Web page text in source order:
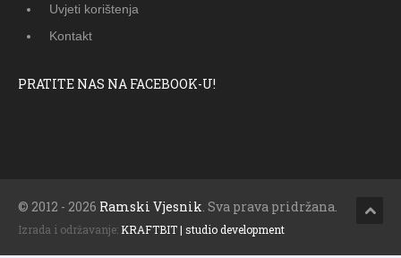
Uvjeti korištenja
Kontakt
PRATITE NAS NA FACEBOOK-U!
© 2012 - 2026 Ramski Vjesnik . Sva prava pridržana.
Izrada i održavanje: KRAFTBIT | studio development